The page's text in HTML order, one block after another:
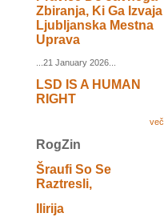
Zbiranja, Ki Ga Izvaja
Ljubljanska Mestna
Uprava
...21 January 2026...
LSD IS A HUMAN
RIGHT
več
RogZin
Šraufi So Se
Raztresli,
Ilirija